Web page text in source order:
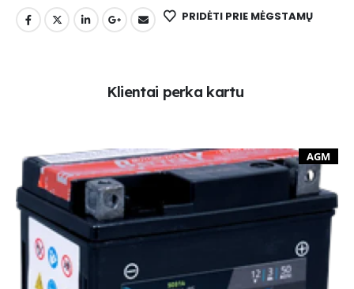
PRIDĖTI PRIE MĖGSTAMŲ
Klientai perka kartu
AGM